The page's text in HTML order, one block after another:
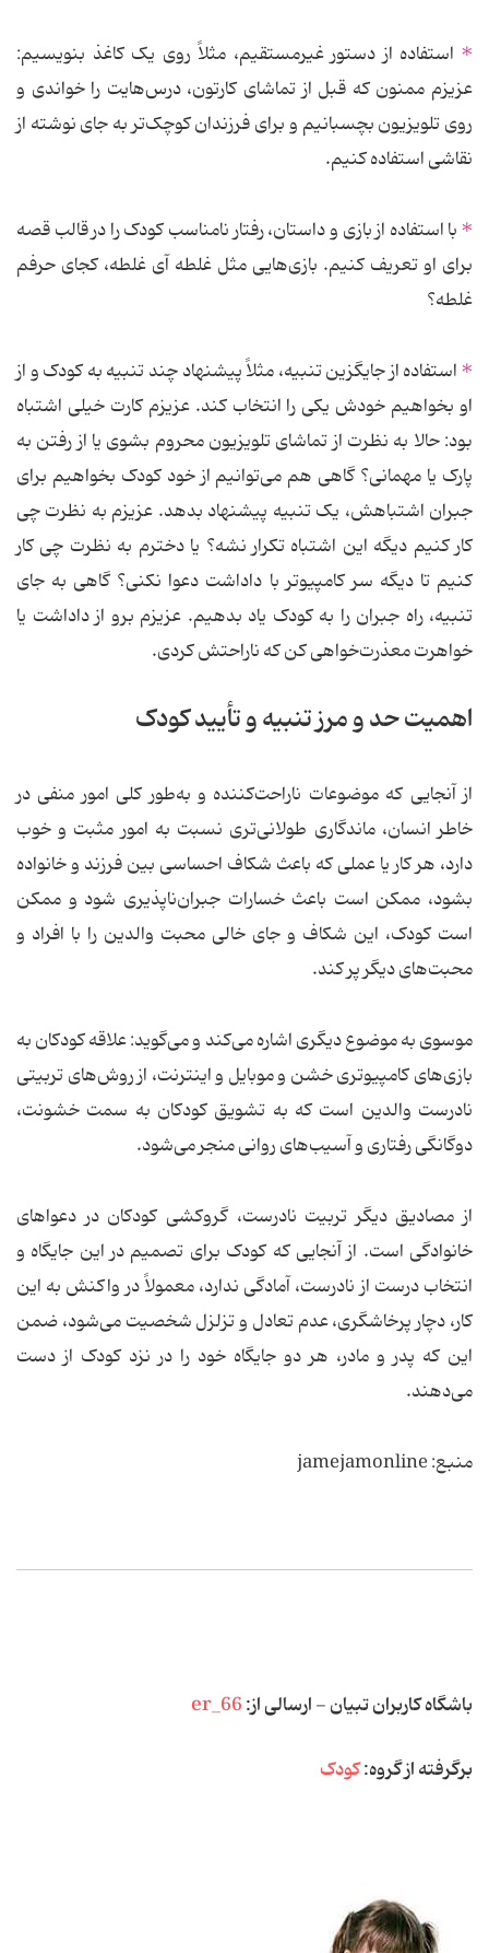
* استفاده از دستور غیرمستقیم، مثلاً روی یک کاغذ بنویسیم:
عزیزم ممنون که قبل از تماشای کارتون، درس‌هایت را خواندی و
روی تلویزیون بچسبانیم و برای فرزندان کوچک‌تر به جای نوشته از
نقاشی استفاده کنیم.
*با استفاده از بازی و داستان، رفتار نامناسب کودک را در قالب قصه
برای او تعریف کنیم. بازی‌هایی مثل غلطه آی غلطه، کجای حرفم
غلطه؟
*استفاده از جایگزین تنبیه، مثلاً پیشنهاد چند تنبیه به کودک و از
او بخواهیم خودش یکی را انتخاب کند. عزیزم کارت خیلی اشتباه
بود: حالا به نظرت از تماشای تلویزیون محروم بشوی یا از رفتن به
پارک یا مهمانی؟ گاهی هم می‌توانیم از خود کودک بخواهیم برای
جبران اشتباهش، یک تنبیه پیشنهاد بدهد. عزیزم به نظرت چی
کار کنیم دیگه این اشتباه تکرار نشه؟ یا دخترم به نظرت چی کار
کنیم تا دیگه سر کامپیوتر با داداشت دعوا نکنی؟ گاهی به جای
تنبیه، راه جبران را به کودک یاد بدهیم. عزیزم برو از داداشت یا
خواهرت معذرت‌خواهی کن که ناراحتش کردی.
اهمیت حد و مرز تنبیه و تأیید کودک
از آنجایی که موضوعات ناراحت‌کننده و به‌طور کلی امور منفی در
خاطر انسان، ماندگاری طولانی‌تری نسبت به امور مثبت و خوب
دارد، هر کار یا عملی که باعث شکاف احساسی بین فرزند و خانواده
بشود، ممکن است باعث خسارات جبران‌ناپذیری شود و ممکن
است کودک، این شکاف و جای خالی محبت والدین را با افراد و
محبت‌های دیگر پر کند.
موسوی به موضوع دیگری اشاره می‌کند و می‌گوید: علاقه کودکان به
بازی‌های کامپیوتری خشن و موبایل و اینترنت، از روش‌های تربیتی
نادرست والدین است که به تشویق کودکان به سمت خشونت،
دوگانگی رفتاری و آسیب‌های روانی منجر می‌شود.
از مصادیق دیگر تربیت نادرست، گروکشی کودکان در دعواهای
خانوادگی است. از آنجایی که کودک برای تصمیم در این جایگاه و
انتخاب درست از نادرست، آمادگی ندارد، معمولاً در واکنش به این
کار، دچار پرخاشگری، عدم تعادل و تزلزل شخصیت می‌شود، ضمن
این که پدر و مادر، هر دو جایگاه خود را در نزد کودک از دست
می‌دهند.
منبع: jamejamonline
باشگاه کاربران تبیان - ارسالی از:er_66
برگرفته از گروه:کودک